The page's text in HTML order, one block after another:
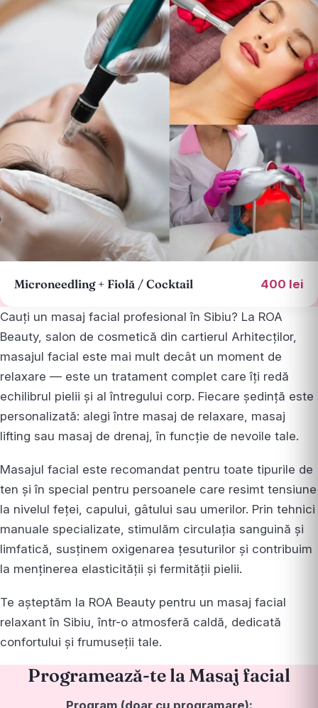
Microneedling + Fiolă / Cocktail 400 lei
Cauți un masaj facial profesional în Sibiu? La ROA
Beauty, salon de cosmetică din cartierul Arhitecților,
masajul facial este mai mult decât un moment de
relaxare — este un tratament complet care îți redă
echilibrul pielii și al întregului corp. Fiecare ședință este
personalizată: alegi între masaj de relaxare, masaj
lifting sau masaj de drenaj, în funcție de nevoile tale.
Masajul facial este recomandat pentru toate tipurile de
ten și în special pentru persoanele care resimt tensiune
la nivelul feței, capului, gâtului sau umerilor. Prin tehnici
manuale specializate, stimulăm circulația sanguină și
limfatică, susținem oxigenarea țesuturilor și contribuim
la menținerea elasticității și fermității pielii.
Te așteptăm la ROA Beauty pentru un masaj facial
relaxant în Sibiu, într-o atmosferă caldă, dedicată
confortului și frumuseții tale.
Programează-te la Masaj facial